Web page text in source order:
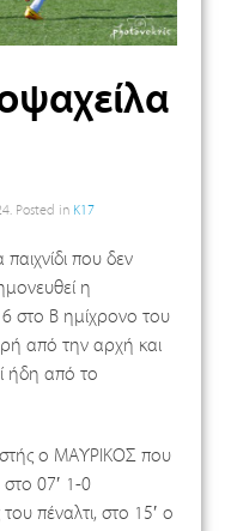
. Posted in K17
που δεν
η
στο Β ημίχρονο του
από την αρχή και
ήδη από το
ο ΜΑΥΡΙΚΟΣ που
στο 07′ 1-0
πέναλτι, στο 15′ ο